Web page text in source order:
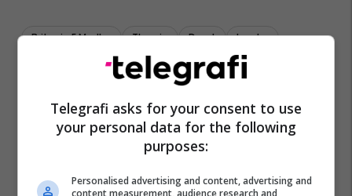
Britania E Madhe Thyerje Duart Londra
Telegrafi asks for your consent to use
your personal data for the following
purposes:
Personalised advertising and content, advertising and
content measurement, audience research and